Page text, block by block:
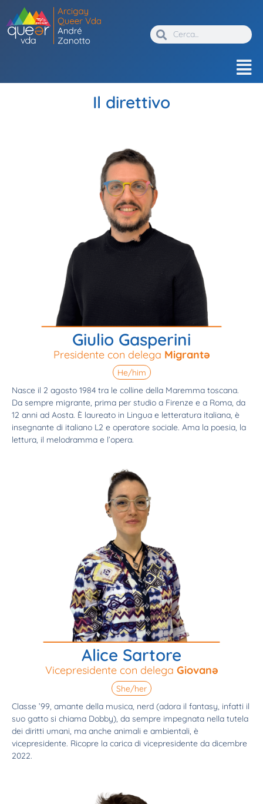
Il direttivo
Giulio Gasperini
Presidente con delega Migrantə
He/him
Nasce il 2 agosto 1984 tra le colline della Maremma toscana.
Da sempre migrante, prima per studio a Firenze e a Roma, da
12 anni ad Aosta. È laureato in Lingua e letteratura italiana, è
insegnante di italiano L2 e operatore sociale. Ama la poesia, la
lettura, il melodramma e l’opera.
Alice Sartore
Vicepresidente con delega Giovanə
She/her
Classe ’99, amante della musica, nerd (adora il fantasy, infatti il
suo gatto si chiama Dobby), da sempre impegnata nella tutela
dei diritti umani, ma anche animali e ambientali, è
vicepresidente. Ricopre la carica di vicepresidente da dicembre
2022.